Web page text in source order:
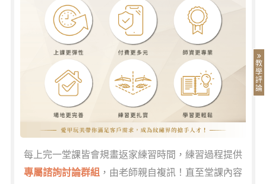
每上完一堂課皆會規畫返家練習時間，練習過程提供
專屬諮詢討論群組 ，由老師親自複訊！直至堂課內容
教
學
評
論